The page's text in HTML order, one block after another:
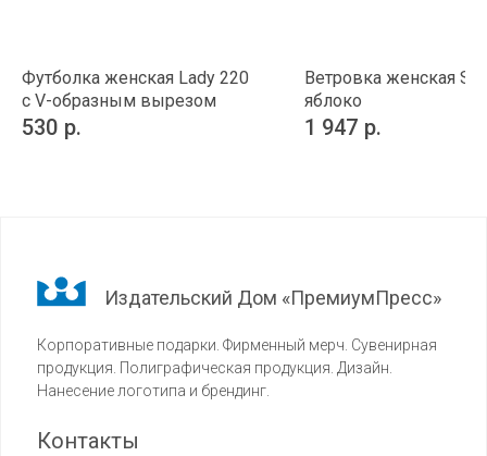
Футболка женская Lady 220
с V-образным вырезом
530 р.
Ветровка женская
яблоко
1 947 р.
Издательский Дом «ПремиумПресс»
Корпоративные подарки. Фирменный мерч. Сувенирная
продукция. Полиграфическая продукция. Дизайн.
Нанесение логотипа и брендинг.
Контакты